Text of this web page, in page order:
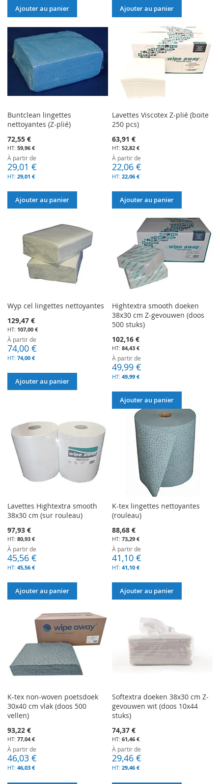
Ajouter au panier Ajouter au panier
Buntclean lingettes
nettoyantes (Z-plié)
72,55 €
59,96 €
À partir de
29,01 €
29,01 €
Ajouter au panier
Lavettes Viscotex Z-plié (boite
250 pcs)
63,91 €
52,82 €
À partir de
22,06 €
22,06 €
Ajouter au panier
Wyp cel lingettes nettoyantes
129,47 €
107,00 €
À partir de
74,00 €
74,00 €
Ajouter au panier
Hightextra smooth doeken
38x30 cm Z-gevouwen (doos
500 stuks)
102,16 €
84,43 €
À partir de
49,99 €
49,99 €
Ajouter au panier
Lavettes Hightextra smooth
38x30 cm (sur rouleau)
97,93 €
80,93 €
À partir de
45,56 €
45,56 €
Ajouter au panier
K-tex lingettes nettoyantes
(rouleau)
88,68 €
73,29 €
À partir de
41,10 €
41,10 €
Ajouter au panier
K-tex non-woven poetsdoek
30x40 cm vlak (doos 500
vellen)
93,22 €
77,04 €
À partir de
46,03 €
46,03 €
Softextra doeken 38x30 cm Z-
gevouwen wit (doos 10x44
stuks)
74,37 €
61,46 €
À partir de
29,46 €
29,46 €